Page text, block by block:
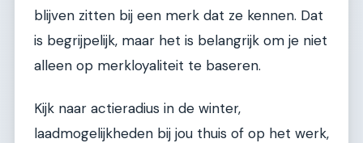
blijven zitten bij een merk dat ze kennen. Dat
is begrijpelijk, maar het is belangrijk om je niet
alleen op merkloyaliteit te baseren.
Kijk naar actieradius in de winter,
laadmogelijkheden bij jou thuis of op het werk,